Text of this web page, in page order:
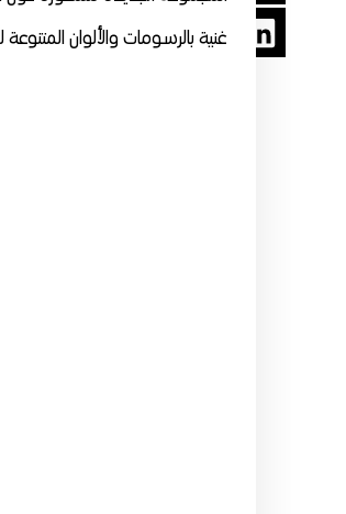
غنية بالرسومات والألوان